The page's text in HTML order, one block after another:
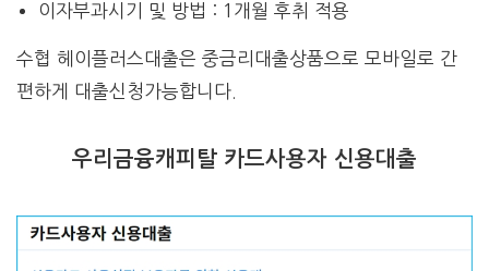
이자부과시기 및 방법 : 1개월 후취 적용
수협 헤이플러스대출은 중금리대출상품으로 모바일로 간
편하게 대출신청가능합니다.
우리금융캐피탈 카드사용자 신용대출